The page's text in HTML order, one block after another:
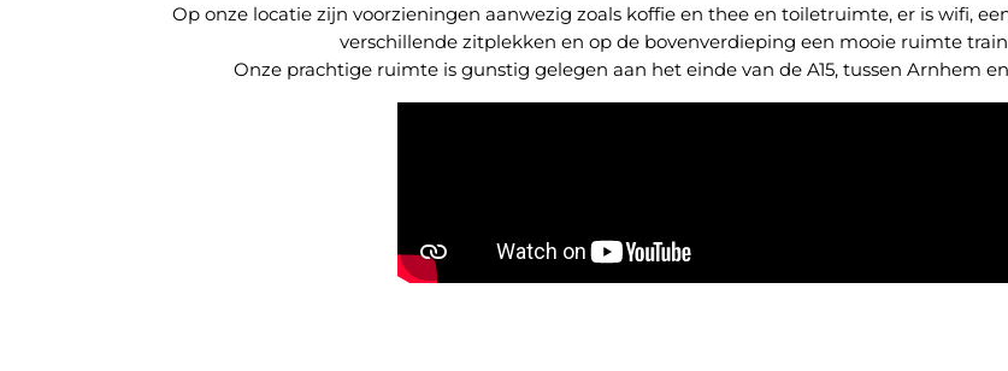
Op onze locatie zijn voorzieningen aanwezig zoals koffie en thee en toiletruimte, er is wifi,
verschillende zitplekken en op de bovenverdieping een mooie ruimte
Onze prachtige ruimte is gunstig gelegen aan het einde van de A15, tussen Arnhem